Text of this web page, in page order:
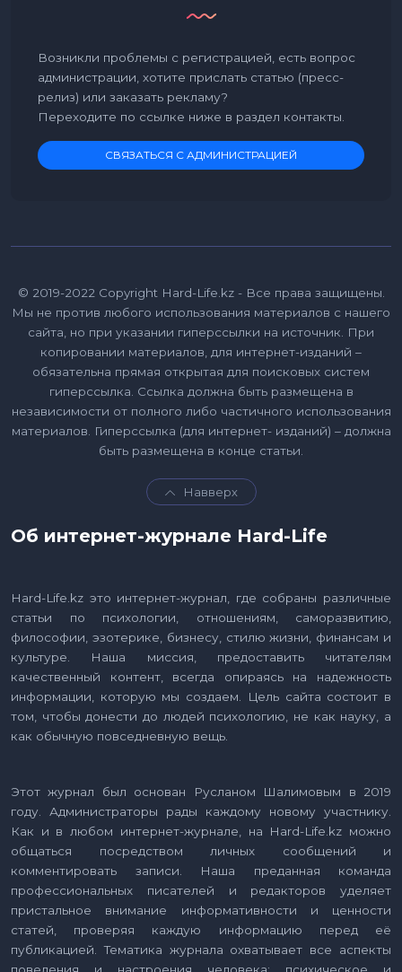
Возникли проблемы с регистрацией, есть вопрос
администрации, хотите прислать статью (пресс-
релиз) или заказать рекламу?
Переходите по ссылке ниже в раздел контакты.
СВЯЗАТЬСЯ С АДМИНИСТРАЦИЕЙ
© 2019-2022 Copyright Hard-Life.kz - Все права защищены.
Мы не против любого использования материалов с нашего
сайта, но при указании гиперссылки на источник. При
копировании материалов, для интернет-изданий –
обязательна прямая открытая для поисковых систем
гиперссылка. Ссылка должна быть размещена в
независимости от полного либо частичного использования
материалов. Гиперссылка (для интернет- изданий) – должна
быть размещена в конце статьи.
Навверх
Об интернет-журнале Hard-Life
Hard-Life.kz это интернет-журнал, где собраны различные
статьи по психологии, отношениям, саморазвитию,
философии, эзотерике, бизнесу, стилю жизни, финансам и
культуре. Наша миссия, предоставить читателям
качественный контент, всегда опираясь на надежность
информации, которую мы создаем. Цель сайта состоит в
том, чтобы донести до людей психологию, не как науку, а
как обычную повседневную вещь.
Этот журнал был основан Русланом Шалимовым в 2019
году. Администраторы рады каждому новому участнику.
Как и в любом интернет-журнале, на Hard-Life.kz можно
общаться посредством личных сообщений и
комментировать записи. Наша преданная команда
профессиональных писателей и редакторов уделяет
пристальное внимание информативности и ценности
статей, проверяя каждую информацию перед её
публикацией. Тематика журнала охватывает все аспекты
поведения и настроения человека: психическое и